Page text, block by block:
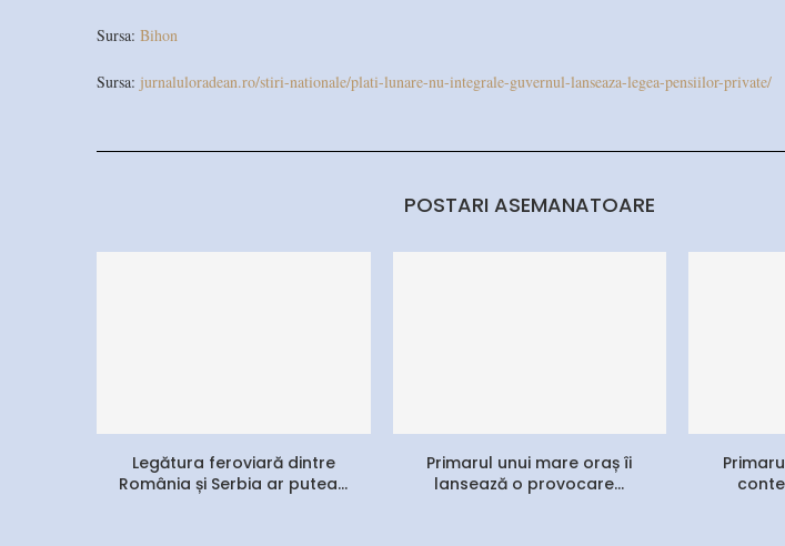
Sursa: Bihon
Sursa: jurnaluloradean.ro/stiri-nationale/plati-lunare-nu-integrale-guvernul-lanseaza-legea-pensiilor-private/
POSTARI ASEMANATOARE
Legătura feroviară dintre
România și Serbia ar putea...
Primarul unui mare oraș îi
lansează o provocare...